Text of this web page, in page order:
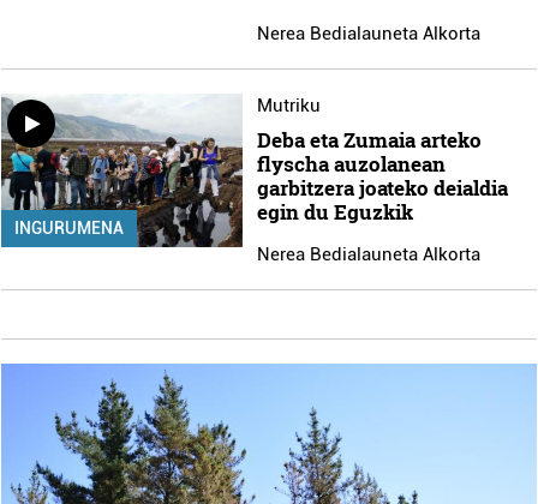
Nerea Bedialauneta Alkorta
INGURUMENA
Mutriku
Deba eta Zumaia arteko
flyscha auzolanean
garbitzera joateko deialdia
egin du Eguzkik
Nerea Bedialauneta Alkorta